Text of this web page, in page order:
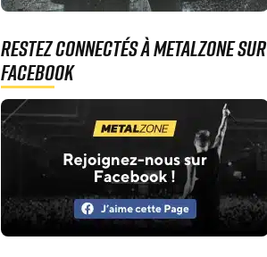
Restez connectés à MetalZone sur
Facebook